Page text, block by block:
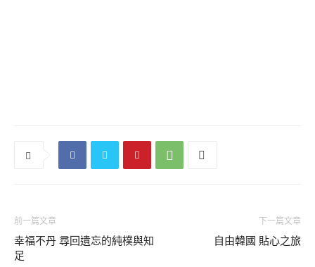
前一篇文章
幸福不丹 尋回遺忘的純樸與知
足
下一篇文章
自由韓國 貼心之旅